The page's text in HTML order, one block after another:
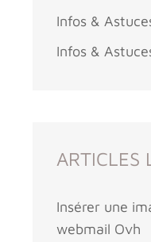
Infos &
Infos &
ARTICLES
Insérer une
webmail Ovh